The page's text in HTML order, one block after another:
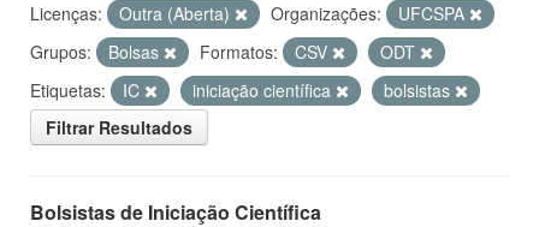
Licenças: Outra (Aberta) Organizações:
UFCSPA
Grupos:
Bolsas Formatos: CSV
ODT
Etiquetas:
IC iniciação científica
bolsistas
Filtrar Resultados
Bolsistas de Iniciação Científica